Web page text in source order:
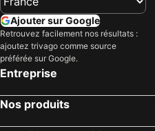
Ajouter sur Google
Retrouvez facilement nos résultats :
ajoutez trivago comme source
préférée sur Google.
Entreprise
Nos produits